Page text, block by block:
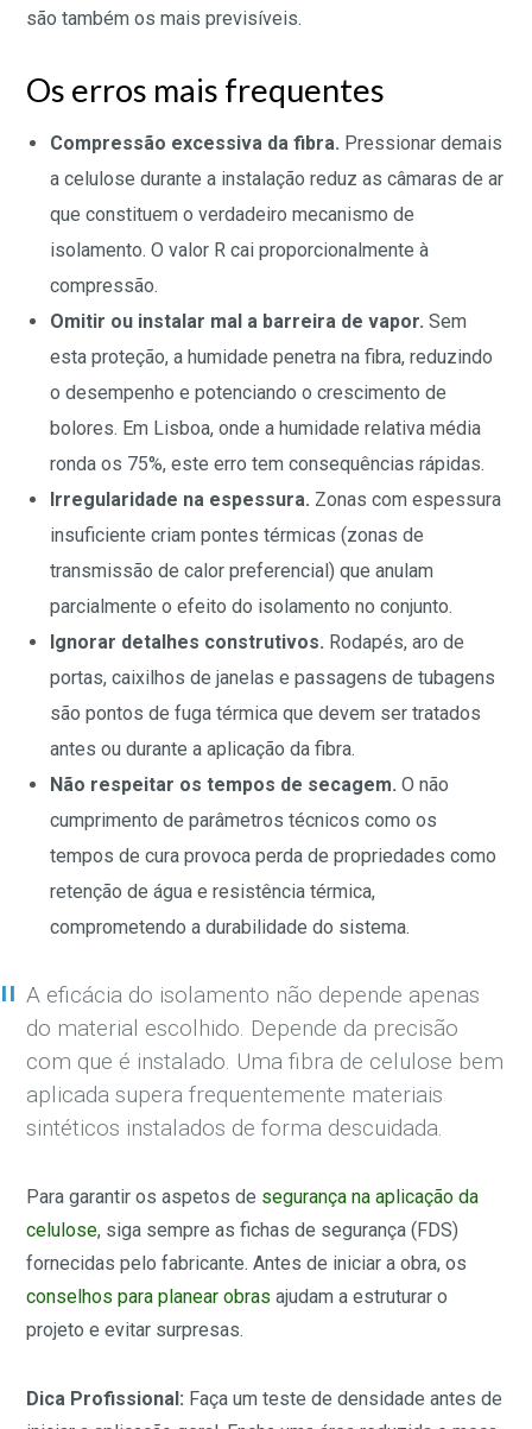
são também os mais previsíveis.
Os erros mais frequentes
Compressão excessiva da fibra. Pressionar demais
a celulose durante a instalação reduz as câmaras de ar
que constituem o verdadeiro mecanismo de
isolamento. O valor R cai proporcionalmente à
compressão.
Omitir ou instalar mal a barreira de vapor. Sem
esta proteção, a humidade penetra na fibra, reduzindo
o desempenho e potenciando o crescimento de
bolores. Em Lisboa, onde a humidade relativa média
ronda os 75%, este erro tem consequências rápidas.
Irregularidade na espessura. Zonas com espessura
insuficiente criam pontes térmicas (zonas de
transmissão de calor preferencial) que anulam
parcialmente o efeito do isolamento no conjunto.
Ignorar detalhes construtivos. Rodapés, aro de
portas, caixilhos de janelas e passagens de tubagens
são pontos de fuga térmica que devem ser tratados
antes ou durante a aplicação da fibra.
Não respeitar os tempos de secagem. O não
cumprimento de parâmetros técnicos como os
tempos de cura provoca perda de propriedades como
retenção de água e resistência térmica,
comprometendo a durabilidade do sistema.
A eficácia do isolamento não depende apenas
do material escolhido. Depende da precisão
com que é instalado. Uma fibra de celulose bem
aplicada supera frequentemente materiais
sintéticos instalados de forma descuidada.
Para garantir os aspetos de segurança na aplicação da
celulose, siga sempre as fichas de segurança (FDS)
fornecidas pelo fabricante. Antes de iniciar a obra, os
conselhos para planear obras ajudam a estruturar o
projeto e evitar surpresas.
Dica Profissional: Faça um teste de densidade antes de